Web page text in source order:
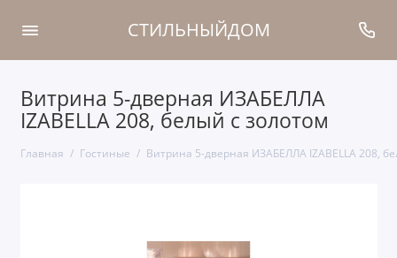
СТИЛЬНЫЙДОМ
Витрина 5-дверная ИЗАБЕЛЛА
IZABELLA 208, белый с золотом
Главная Гостиные Витрина 5-дверная ИЗАБЕЛЛА IZABELLA 208,